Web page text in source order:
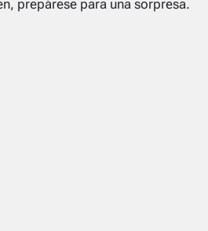
prepárese para una sorpresa.